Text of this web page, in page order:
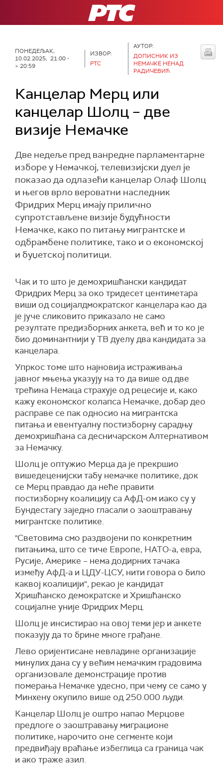
РТС
ПОНЕДЕЉАК,
10.02.2025, 21:00 -
> 20:59
ИЗВОР:
РТС
АУТОР:
ДОПИСНИК ИЗ
НЕМАЧКЕ НЕНАД
РАДИЧЕВИЋ
Канцелар Мерц или
канцелар Шолц – две
визије Немачке
Две недеље пред ванредне парламентарне
изборе у Немачкој, телевизијски дуел је
показао да одлазећи канцелар Олаф Шолц
и његов врло вероватни наследник
Фридрих Мерц имају прилично
супротстављене визије будућности
Немачке, како по питању мигрантске и
одбрамбене политике, тако и о економској
и буџетској политици.
Чак и то што је демохришћански кандидат
Фридрих Мерц за око тридесет центиметара
виши од социјалдмократског канцелара као да
је јуче сликовито приказало не само
резултате предизборних анкета, већ и то ко је
био доминантнији у ТВ дуелу два кандидата за
канцелара.
Упркос томе што најновија истраживања
јавног мњења указују на то да више од две
трећина Немаца страхује од рецесије и, како
кажу економског колапса Немачке, добар део
расправе се пак односио на мигрантска
питања и евентуалну постизборну сарадњу
демохришћана са десничарском Алтернативом
за Немачку.
Шолц је оптужио Мерца да је прекршио
вишедеценијски табу немачке политике, док
се Мерц правдао да неће правити
постизборну коалицију са АфД-ом иако су у
Бундестагу заједно гласали о заоштравању
мигрантске политике.
"Световима смо раздвојени по конкретним
питањима, што се тиче Европе, НАТО-а, евра,
Русије, Америке – нема додирних тачака
између АфД-а и ЦДУ-ЦСУ, нити говора о било
каквој коалицији", рекао је кандидат
Хришћанско демократске и Хришћанско
социјалне уније Фридрих Мерц.
Шолц је инсистирао на овој теми јер и анкете
показују да то брине многе грађане.
Лево оријентисане невладине организације
минулих дана су у већим немачким градовима
организовале демонстрације против
померања Немачке удесно, при чему се само у
Минхену окупило више од 250.000 људи.
Канцелар Шолц је оштро напао Мерцове
предлоге о заоштравању миграционе
политике, нарочито оне сегменте који
предвиђају враћање избеглица са граница чак
и ако траже азил.